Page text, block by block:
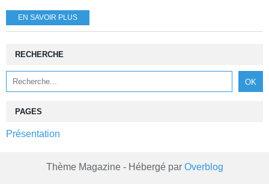
EN SAVOIR PLUS
RECHERCHE
PAGES
Présentation
Thème Magazine - Hébergé par Overblog